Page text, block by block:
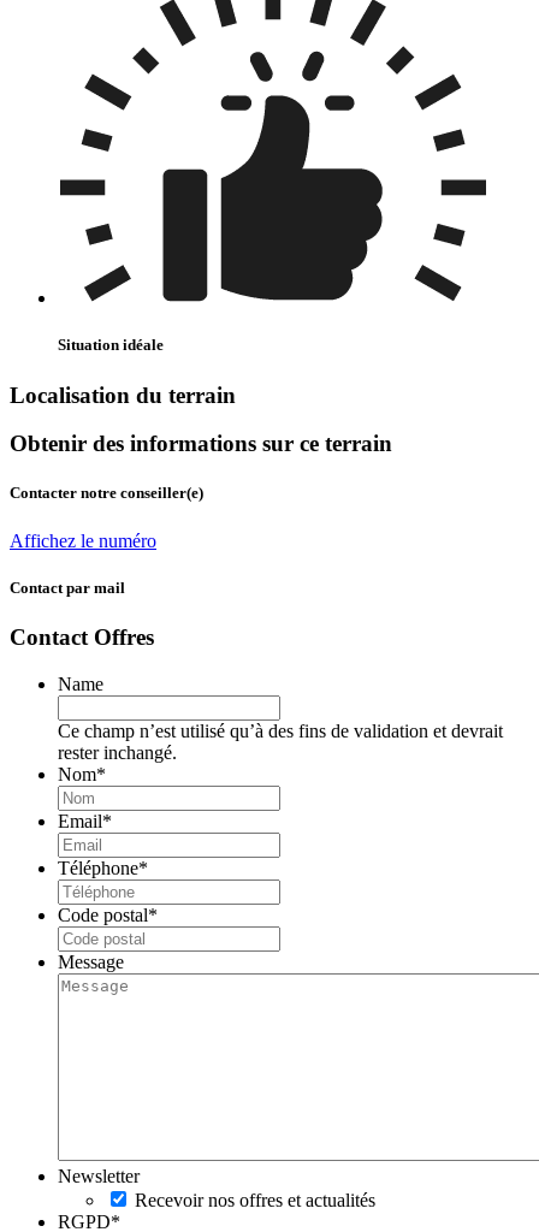
Situation idéale
Localisation du terrain
Obtenir des informations sur ce terrain
Contacter notre conseiller(e)
Affichez le numéro
Contact par mail
Contact Offres
Name
Ce champ n’est utilisé qu’à des fins de validation et devrait
rester inchangé.
Nom*
Email*
Téléphone*
Code postal*
Message
Newsletter
Recevoir nos offres et actualités
RGPD*